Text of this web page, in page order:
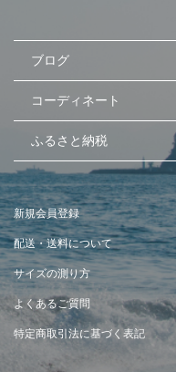
ブログ
コーディネート
ふるさと納税
新規会員登録
配送・送料について
サイズの測り方
よくあるご質問
特定商取引法に基づく表記